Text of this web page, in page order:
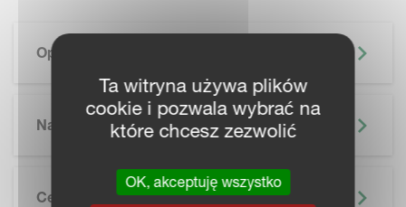
Opis
Najważniejsze Informacje
Cechy
Ta witryna używa plików
cookie i pozwala wybrać na
które chcesz zezwolić
OK, akceptuję wszystko